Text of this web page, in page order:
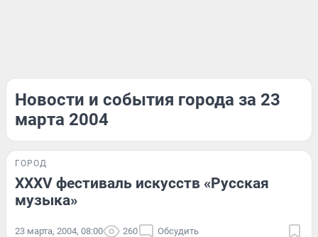
Новости и события города за 23
марта 2004
ГОРОД
XXXV фестиваль искусств «Русская
музыка»
23 марта, 2004, 08:00 260 Обсудить